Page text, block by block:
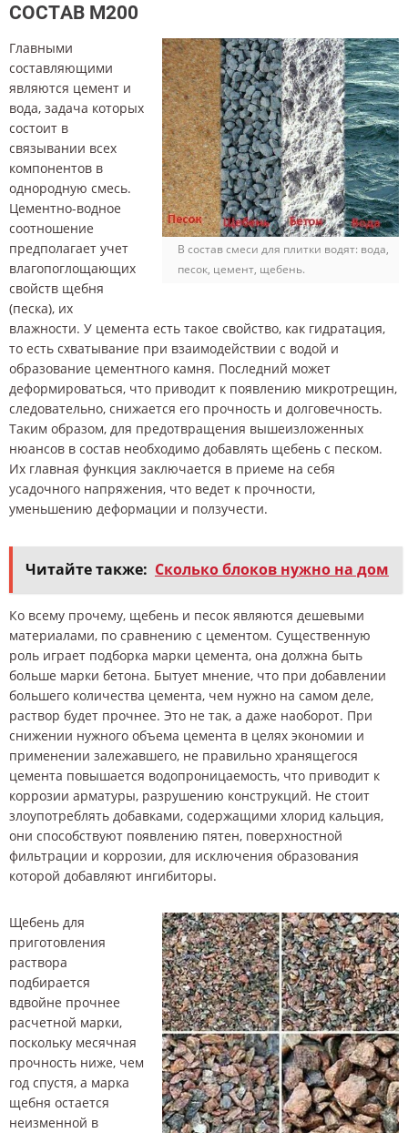
СОСТАВ М200
В состав смеси для плитки водят: вода,
песок, цемент, щебень.
Главными
составляющими
являются цемент и
вода, задача которых
состоит в
связывании всех
компонентов в
однородную смесь.
Цементно-водное
соотношение
предполагает учет
влагопоглощающих
свойств щебня
(песка), их
влажности. У цемента есть такое свойство, как гидратация,
то есть схватывание при взаимодействии с водой и
образование цементного камня. Последний может
деформироваться, что приводит к появлению микротрещин,
следовательно, снижается его прочность и долговечность.
Таким образом, для предотвращения вышеизложенных
нюансов в состав необходимо добавлять щебень с песком.
Их главная функция заключается в приеме на себя
усадочного напряжения, что ведет к прочности,
уменьшению деформации и ползучести.
Читайте также: Сколько блоков нужно на дом
Ко всему прочему, щебень и песок являются дешевыми
материалами, по сравнению с цементом. Существенную
роль играет подборка марки цемента, она должна быть
больше марки бетона. Бытует мнение, что при добавлении
большего количества цемента, чем нужно на самом деле,
раствор будет прочнее. Это не так, а даже наоборот. При
снижении нужного объема цемента в целях экономии и
применении залежавшего, не правильно хранящегося
цемента повышается водопроницаемость, что приводит к
коррозии арматуры, разрушению конструкций. Не стоит
злоупотреблять добавками, содержащими хлорид кальция,
они способствуют появлению пятен, поверхностной
фильтрации и коррозии, для исключения образования
которой добавляют ингибиторы.
Щебень для
приготовления
раствора
подбирается
вдвойне прочнее
расчетной марки,
поскольку месячная
прочность ниже, чем
год спустя, а марка
щебня остается
неизменной в